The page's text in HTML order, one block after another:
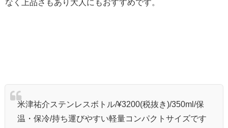
なく上品さもあり大人にもおすすめです。
米津祐介ステンレスボトル/¥3200(税抜き)/350ml/保
温・保冷/持ち運びやすい軽量コンパクトサイズです